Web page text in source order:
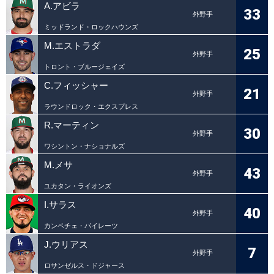
A.アビラ
外野手
ミッドランド・ロックハウンズ
33
M.エストラダ
外野手
トロント・ブルージェイズ
25
C.フィッシャー
外野手
ラウンドロック・エクスプレス
21
R.マーティン
外野手
ワシントン・ナショナルズ
30
M.メサ
外野手
ユカタン・ライオンズ
43
I.サラス
外野手
カンペチェ・パイレーツ
40
J.ウリアス
外野手
ロサンゼルス・ドジャース
7